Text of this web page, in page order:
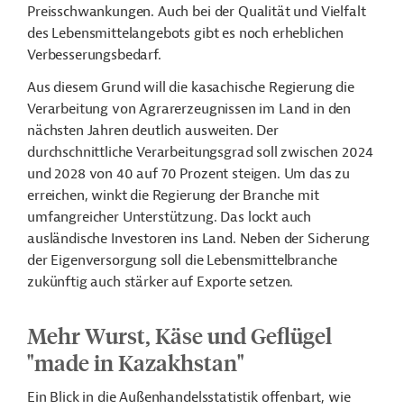
Preisschwankungen. Auch bei der Qualität und Vielfalt
des Lebensmittelangebots gibt es noch erheblichen
Verbesserungsbedarf.
Aus diesem Grund will die kasachische Regierung die
Verarbeitung von Agrarerzeugnissen im Land in den
nächsten Jahren deutlich ausweiten. Der
durchschnittliche Verarbeitungsgrad soll zwischen 2024
und 2028 von 40 auf 70 Prozent steigen. Um das zu
erreichen, winkt die Regierung der Branche mit
umfangreicher Unterstützung. Das lockt auch
ausländische Investoren ins Land. Neben der Sicherung
der Eigenversorgung soll die Lebensmittelbranche
zukünftig auch stärker auf Exporte setzen.
Mehr Wurst, Käse und Geflügel
"made in Kazakhstan"
Ein Blick in die Außenhandelsstatistik offenbart, wie